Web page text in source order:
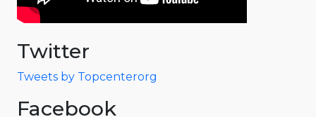
Twitter
Tweets by Topcenterorg
Facebook